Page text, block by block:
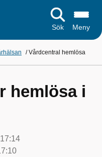
Sök Meny
/Vårdcentral hemlösa
hemlösa i